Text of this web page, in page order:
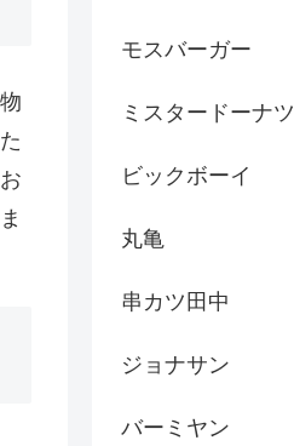
モスバーガー
ミスタードーナツ
ビックボーイ
丸亀
串カツ田中
ジョナサン
バーミヤン